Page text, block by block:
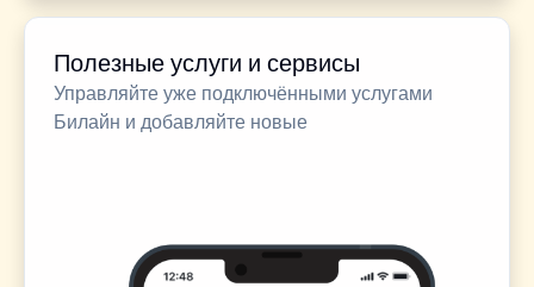
Полезные услуги и сервисы
Управляйте уже подключёнными услугами
Билайн и добавляйте новые